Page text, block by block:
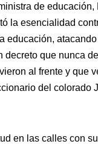
de educación,
la esencialidad
educación,
decreto que nunca
al frente y que
del colorado
en las calles con